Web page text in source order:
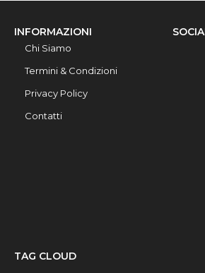
INFORMAZIONI
Chi Siamo
Termini & Condizioni
Privacy Policy
Contatti
TAG CLOUD